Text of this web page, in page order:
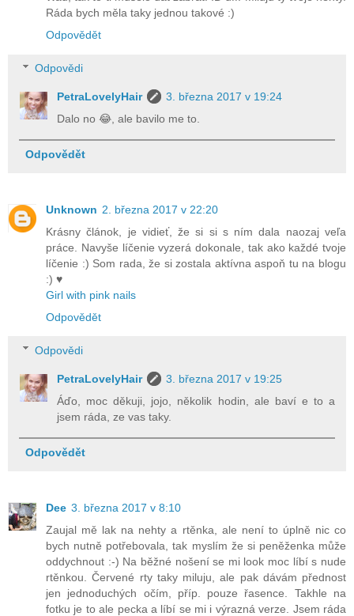
Ráda bych měla taky jednou takové :)
Odpovědět
Odpovědi
PetraLovelyHair
3. března 2017 v 19:24
Dalo no 😂, ale bavilo me to.
Odpovědět
Unknown 2. března 2017 v 22:20
Krásny článok, je vidieť, že si si s ním dala naozaj veľa
práce. Navyše líčenie vyzerá dokonale, tak ako každé tvoje
líčenie :) Som rada, že si zostala aktívna aspoň tu na blogu
:) ♥
Girl with pink nails
Odpovědět
Odpovědi
PetraLovelyHair
3. března 2017 v 19:25
Áďo, moc děkuji, jojo, několik hodin, ale baví e to a
jsem ráda, ze vas taky.
Odpovědět
Dee 3. března 2017 v 8:10
Zaujal mě lak na nehty a rtěnka, ale není to úplně nic co
bych nutně potřebovala, tak myslím že si peněženka může
oddychnout :-) Na běžné nošení se mi look moc líbí s nude
rtěnkou. Červené rty taky miluju, ale pak dávám přednost
jen jednoduchých očím, příp. pouze řasence. Takhle na
fotku je to ale pecka a líbí se mi i výrazná verze. Jsem ráda